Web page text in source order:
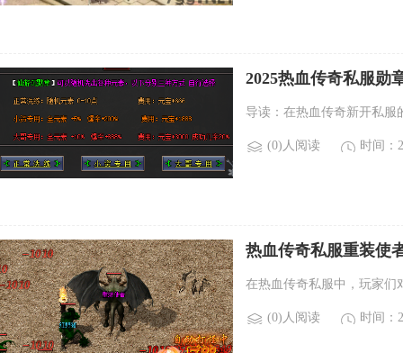
2025热血传奇私服勋
导读：在热血传奇新开私服
(0)人阅读 时间：
热血传奇私服重装使
在热血传奇私服中，玩家们
(0)人阅读 时间：